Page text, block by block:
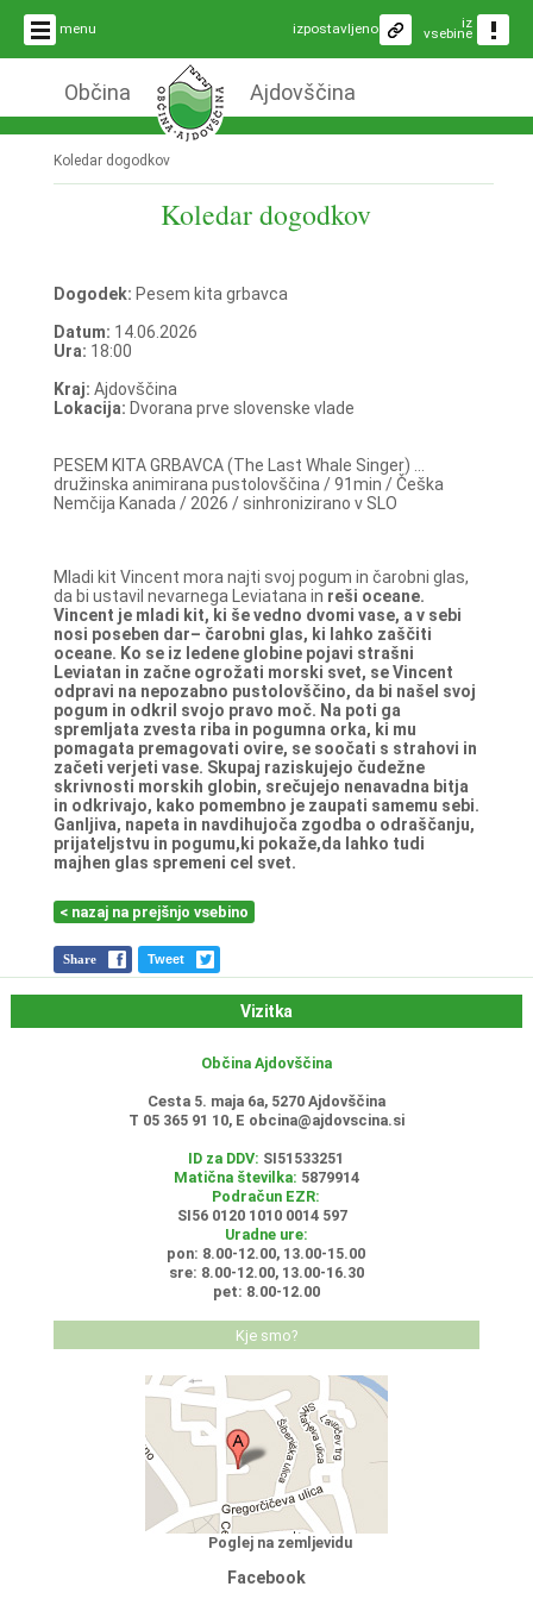
menu iz
vsebine
izpostavljeno
Občina Ajdovščina
Koledar dogodkov
Koledar dogodkov
Dogodek: Pesem kita grbavca
Datum: 14.06.2026
Ura: 18:00
Kraj: Ajdovščina
Lokacija: Dvorana prve slovenske vlade
PESEM KITA GRBAVCA (The Last Whale Singer) ...
družinska animirana pustolovščina / 91min / Češka
Nemčija Kanada / 2026 / sinhronizirano v SLO
Mladi kit Vincent mora najti svoj pogum in čarobni glas,
da bi ustavil nevarnega Leviatana in reši oceane.
Vincent je mladi kit, ki še vedno dvomi vase, a v sebi
nosi poseben dar– čarobni glas, ki lahko zaščiti
oceane. Ko se iz ledene globine pojavi strašni
Leviatan in začne ogrožati morski svet, se Vincent
odpravi na nepozabno pustolovščino, da bi našel svoj
pogum in odkril svojo pravo moč. Na poti ga
spremljata zvesta riba in pogumna orka, ki mu
pomagatapremagovati ovire, se soočati s strahovi in
začeti verjeti vase. Skupaj raziskujejo čudežne
skrivnosti morskih globin, srečujejo nenavadna bitja
in odkrivajo, kako pomembno jezaupati samemu sebi.
Ganljiva, napeta in navdihujoča zgodba o odraščanju,
prijateljstvu in pogumu,ki pokaže,da lahko tudi
majhen glas spremeni cel svet.
< nazaj na prejšnjo vsebino
Share Tweet
Vizitka
Občina Ajdovščina
Cesta 5. maja 6a, 5270 Ajdovščina
T 05 365 91 10, E obcina@ajdovscina.si
ID za DDV: SI51533251
Matična številka: 5879914
Podračun EZR:
SI56 0120 1010 0014 597
Uradne ure:
pon: 8.00-12.00, 13.00-15.00
sre: 8.00-12.00, 13.00-16.30
pet: 8.00-12.00
Kje smo?
Poglej na zemljevidu
Facebook